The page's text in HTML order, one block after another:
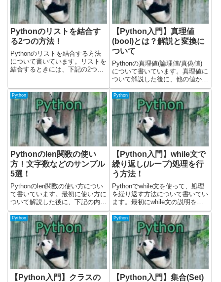
Pythonのリストを結合す
る2つの方法！
Pythonのリストを結合する方法
について書いています。リストを
結合するときには、下記の2つの
ドを呼んで結合する載せているサ
ンプルコードはPythonのバージ
ョン3.11.0...
【Python入門】真理値
(bool)とは？解説と変換に
ついて
Pythonの真理値(論理値/真偽値)
について書いています。真理値に
ついて解説した後に、他の値から
bool関数を使って、bool型にどう
変換されるか動作を確認してみま
した。載せているサンプルコード
はPythonのバージョン3.11.0で動
作...
Python
Pythonのlen関数の使い
方！文字数などのサンプル
5選！
Pythonのlen関数の使い方につい
て書いています。最初に使い方に
ついて解説した後に、下記の内容
について、コードを書いて解説し
ました。・文字列の長さを取得す
る・リストの要素数を取得する・
タプルの要素数を取得する・辞書
の要素数を取得する・集...
Python
【Python入門】while文で
繰り返し(ループ)処理を行
う方法！
Pythonでwhile文を使って、処理
を繰り返す方法について書いてい
ます。最初にwhile文の説明を簡
単にして、実際のコードを元に解
説しています。載せているコード
はPythonのバージョン3.9.12で確
認しました。公式ドキュメントに
はこ...
Python
【Python入門】クラスの
Python
【Python入門】集合(Set)